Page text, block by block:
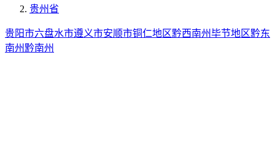
贵州省
贵阳市六盘水市遵义市安顺市铜仁地区黔西南州毕节地区黔东
南州黔南州